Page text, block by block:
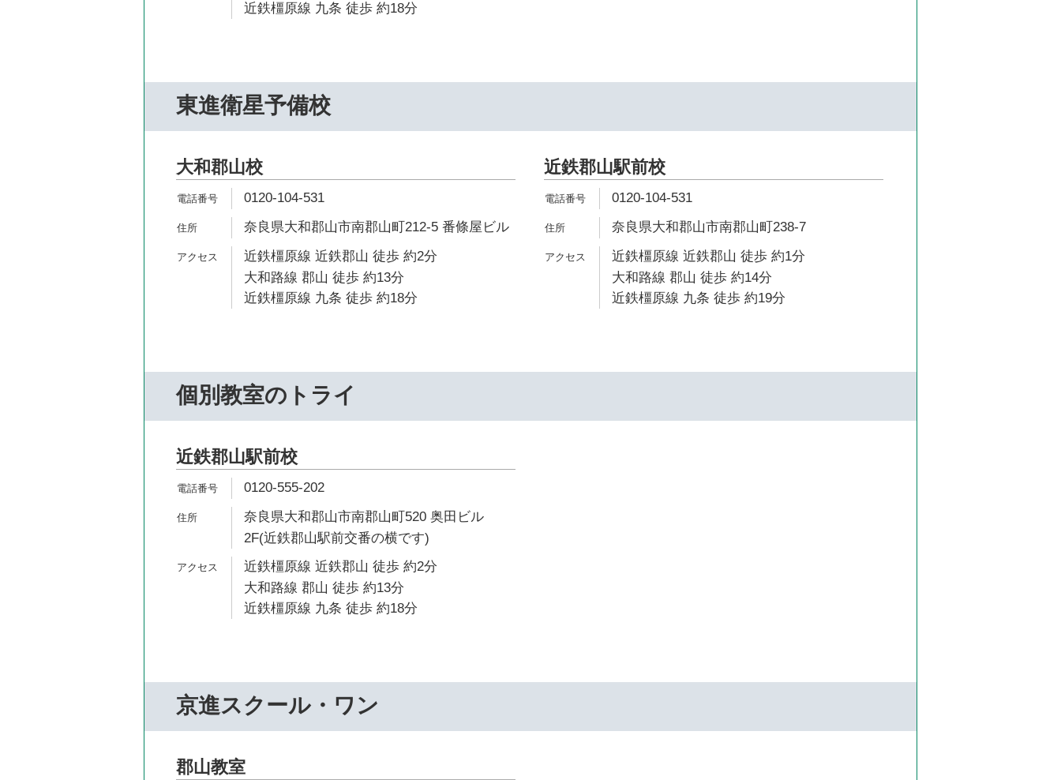
近鉄橿原線 九条 徒歩 約18分
東進衛星予備校
大和郡山校
0120-104-531
奈良県大和郡山市南郡山町212-5 番條屋ビル
近鉄橿原線 近鉄郡山 徒歩 約2分
大和路線 郡山 徒歩 約13分
近鉄橿原線 九条 徒歩 約18分
近鉄郡山駅前校
0120-104-531
奈良県大和郡山市南郡山町238-7
近鉄橿原線 近鉄郡山 徒歩 約1分
大和路線 郡山 徒歩 約14分
近鉄橿原線 九条 徒歩 約19分
個別教室のトライ
近鉄郡山駅前校
0120-555-202
奈良県大和郡山市南郡山町520 奥田ビル
2F(近鉄郡山駅前交番の横です)
近鉄橿原線 近鉄郡山 徒歩 約2分
大和路線 郡山 徒歩 約13分
近鉄橿原線 九条 徒歩 約18分
京進スクール・ワン
郡山教室